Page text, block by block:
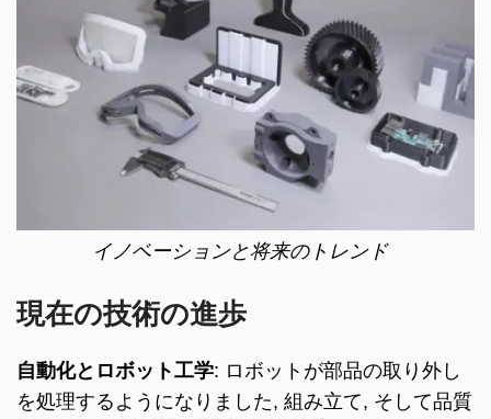
イノベーションと将来のトレンド
現在の技術の進歩
自動化とロボット工学: ロボットが部品の取り外し
を処理するようになりました, 組み立て, そして品質